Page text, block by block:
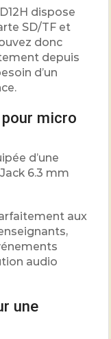
dispose
SD/TF et
donc
depuis
d’un
micro
d’une
6.3 mm
aux
audio
une